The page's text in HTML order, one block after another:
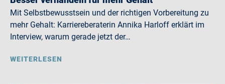
Mit Selbstbewusstsein und der richtigen Vorbereitung zu
mehr Gehalt: Karriereberaterin Annika Harloff erklärt im
Interview, warum gerade jetzt der…
WEITERLESEN